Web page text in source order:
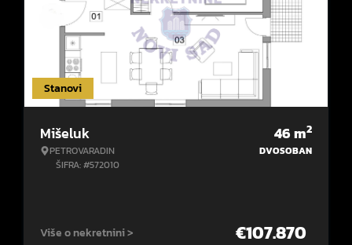
Stanovi
Mišeluk
PETROVARADIN
ŠIFRA: #572010
46m2
DVOSOBAN
Više o nekretnini > €107.870